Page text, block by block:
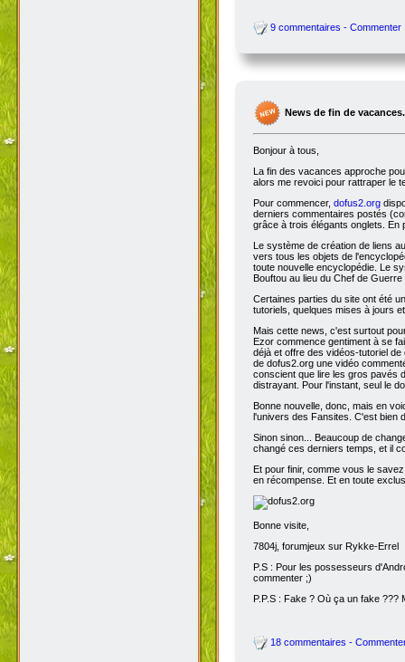
9 commentaires - Commenter
News de fin de
Bonjour à tous,
La fin des vacances approche
alors me revoici pour rattraper le
Pour commencer, dofus2.org
derniers commentaires postés
grâce à trois élégants onglets. En
Le système de création de liens
vers tous les objets de
toute nouvelle encyclopédie. Le
Bouftou au lieu du Chef de
Certaines parties du site ont été
tutoriels, quelques mises à jours
Mais cette news, c'est surtout
Ezor commence gentiment à se
déjà et offre des vidéos-tutoriel
de dofus2.org une vidéo
conscient que lire les gros pavés
distrayant. Pour l'instant, seul le
Bonne nouvelle, donc, mais en
l'univers des Fansites. C'est bien
Sinon sinon... Beaucoup de
changé ces derniers temps, et il
Et pour finir, comme vous le
en récompense. Et en toute
Bonne visite,
7804j, forumjeux sur Rykke-Errel
P.S : Pour les possesseurs
commenter ;)
P.P.S : Fake ? Où ça un fake ???
18 commentaires -